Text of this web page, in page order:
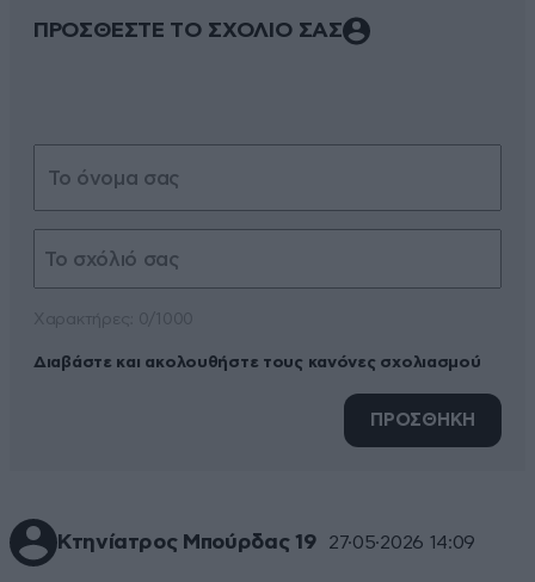
ΠΡΟΣΘΕΣΤΕ ΤΟ ΣΧΟΛΙΟ ΣΑΣ
Διαβάστε και ακολουθήστε τους κανόνες σχολιασμού
ΠΡΟΣΘΗΚΗ
Κτηνίατρος Μπούρδας 19 27·05·2026 14:09